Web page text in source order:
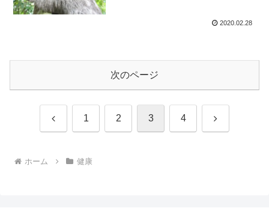
2020.02.28
次のページ
前 1 2 3 4 次
ホーム 健康